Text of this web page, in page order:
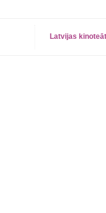
Latvijas